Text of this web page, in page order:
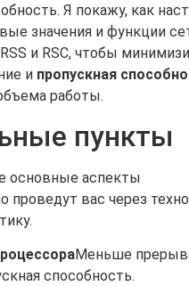
Я покажу, как
значения и функции
и RSC, чтобы
и пропускная
работы.
пункты
основные аспекты
проведут вас через
Меньше
способность.